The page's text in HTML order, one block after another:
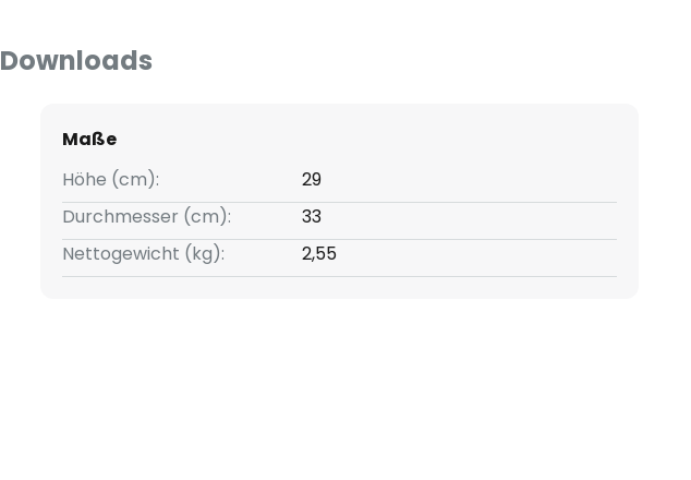
Downloads
Maße
Höhe (cm):
29
Durchmesser (cm):
33
Nettogewicht (kg):
2,55